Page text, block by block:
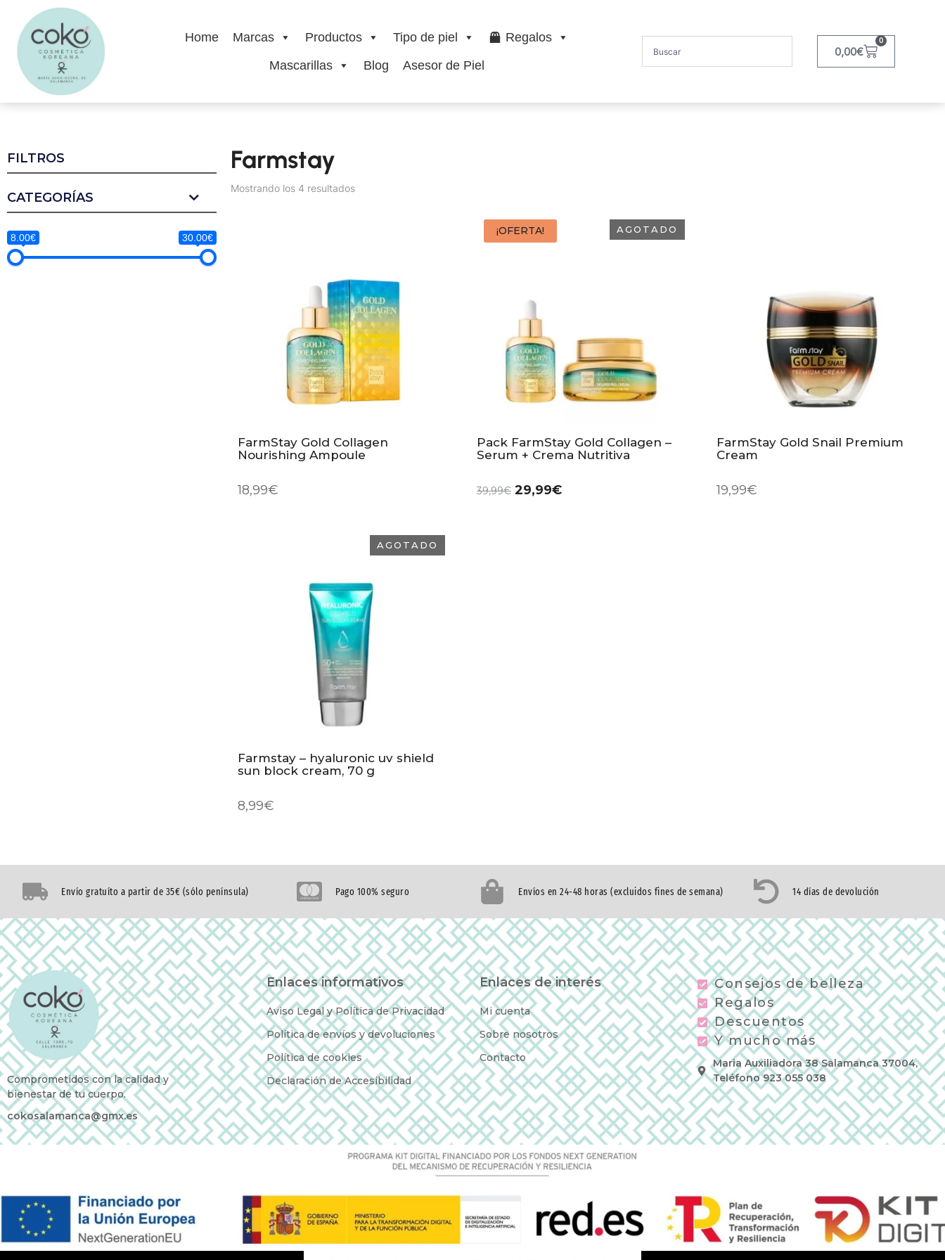
Home Marcas Productos Tipo de piel
Regalos
Mascarillas
Blog Asesor de Piel
0,00€
0
FILTROS
CATEGORÍAS
8.00€ 30.00€
Farmstay
Mostrando los 4 resultados
FarmStay Gold Collagen
Nourishing Ampoule
18,99€
¡OFERTA! AGOTADO
Pack FarmStay Gold Collagen –
Serum + Crema Nutritiva
39,99€ 29,99€
FarmStay Gold Snail Premium
Cream
19,99€
AGOTADO
Farmstay – hyaluronic uv shield
sun block cream, 70 g
8,99€
Envío gratuíto a partir de 35€ (sólo península) Pago 100% seguro Envíos en 24-48 horas (excluidos fines de semana) 14 días de devolución
Comprometidos con la calidad y
bienestar de tu cuerpo.
cokosalamanca@gmx.es
Enlaces informativos
Aviso Legal y Política de Privacidad
Política de envíos y devoluciones
Política de cookies
Declaración de Accesibilidad
Enlaces de interés
Mi cuenta
Sobre nosotros
Contacto
Consejos de belleza
Regalos
Descuentos
Y mucho más
Maria Auxiliadora 38 Salamanca 37004,
Teléfono 923 055 038